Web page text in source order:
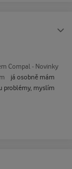
Compal - Novinky
já osobně mám
problémy, myslím